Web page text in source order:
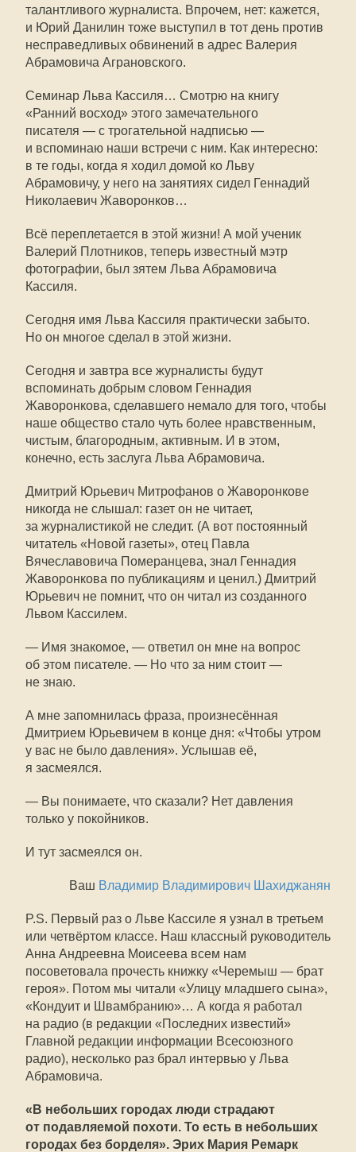
талантливого журналиста. Впрочем, нет: кажется,
и Юрий Данилин тоже выступил в тот день против
несправедливых обвинений в адрес Валерия
Абрамовича Аграновского.
Семинар Льва Кассиля… Смотрю на книгу
«Ранний восход» этого замечательного
писателя — с трогательной надписью —
и вспоминаю наши встречи с ним. Как интересно:
в те годы, когда я ходил домой ко Льву
Абрамовичу, у него на занятиях сидел Геннадий
Николаевич Жаворонков…
Всё переплетается в этой жизни! А мой ученик
Валерий Плотников, теперь известный мэтр
фотографии, был зятем Льва Абрамовича
Кассиля.
Сегодня имя Льва Кассиля практически забыто.
Но он многое сделал в этой жизни.
Сегодня и завтра все журналисты будут
вспоминать добрым словом Геннадия
Жаворонкова, сделавшего немало для того, чтобы
наше общество стало чуть более нравственным,
чистым, благородным, активным. И в этом,
конечно, есть заслуга Льва Абрамовича.
Дмитрий Юрьевич Митрофанов о Жаворонкове
никогда не слышал: газет он не читает,
за журналистикой не следит. (А вот постоянный
читатель «Новой газеты», отец Павла
Вячеславовича Померанцева, знал Геннадия
Жаворонкова по публикациям и ценил.) Дмитрий
Юрьевич не помнит, что он читал из созданного
Львом Кассилем.
— Имя знакомое, — ответил он мне на вопрос
об этом писателе. — Но что за ним стоит —
не знаю.
А мне запомнилась фраза, произнесённая
Дмитрием Юрьевичем в конце дня: «Чтобы утром
у вас не было давления». Услышав её,
я засмеялся.
— Вы понимаете, что сказали? Нет давления
только у покойников.
И тут засмеялся он.
Ваш Владимир Владимирович Шахиджанян
P.S. Первый раз о Льве Кассиле я узнал в третьем
или четвёртом классе. Наш классный руководитель
Анна Андреевна Моисеева всем нам
посоветовала прочесть книжку «Черемыш — брат
героя». Потом мы читали «Улицу младшего сына»,
«Кондуит и Швамбранию»… А когда я работал
на радио (в редакции «Последних известий»
Главной редакции информации Всесоюзного
радио), несколько раз брал интервью у Льва
Абрамовича.
«В небольших городах люди страдают
от подавляемой похоти. То есть в небольших
городах без борделя». Эрих Мария Ремарк